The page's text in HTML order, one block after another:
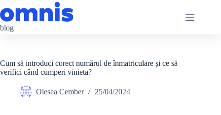
la
conținut
blog
Cum să introduci corect numărul de înmatriculare și ce să
verifici când cumperi vinieta?
Olesea Cember 25/04/2024